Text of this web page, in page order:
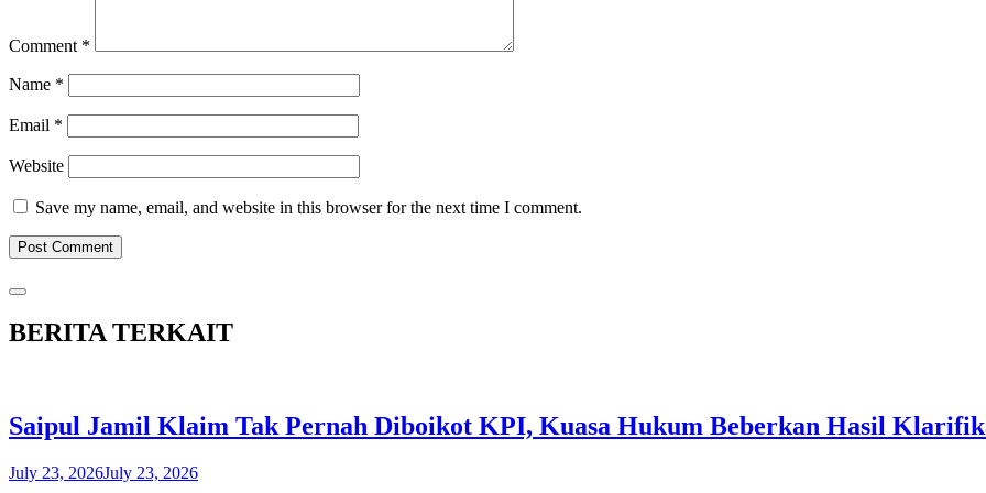
Comment *
Name *
Email *
Website
Save my name, email, and website in this browser for the next time I comment.
BERITA TERKAIT
Saipul Jamil Klaim Tak Pernah Diboikot KPI, Kuasa Hukum Beberkan Hasil
July 23, 2026July 23, 2026